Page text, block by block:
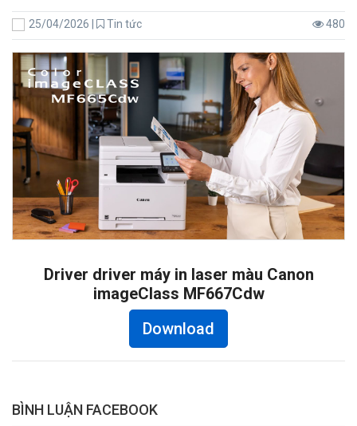
25/04/2026 Tin tức 480
Driver driver máy in laser màu Canon
imageClass MF667Cdw
Download
BÌNH LUẬN FACEBOOK